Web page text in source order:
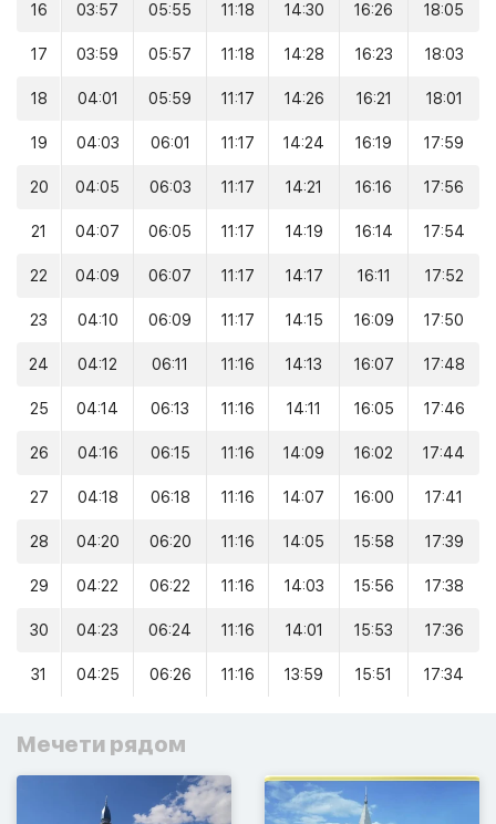
16 03:57 05:55 11:18 14:30 16:26 18:05
17 03:59 05:57 11:18 14:28 16:23 18:03
18 04:01 05:59 11:17 14:26 16:21 18:01
19 04:03 06:01 11:17 14:24 16:19 17:59
20 04:05 06:03 11:17 14:21 16:16 17:56
21 04:07 06:05 11:17 14:19 16:14 17:54
22 04:09 06:07 11:17 14:17 16:11 17:52
23 04:10 06:09 11:17 14:15 16:09 17:50
24 04:12 06:11 11:16 14:13 16:07 17:48
25 04:14 06:13 11:16 14:11 16:05 17:46
26 04:16 06:15 11:16 14:09 16:02 17:44
27 04:18 06:18 11:16 14:07 16:00 17:41
28 04:20 06:20 11:16 14:05 15:58 17:39
29 04:22 06:22 11:16 14:03 15:56 17:38
30 04:23 06:24 11:16 14:01 15:53 17:36
31 04:25 06:26 11:16 13:59 15:51 17:34
Мечети рядом